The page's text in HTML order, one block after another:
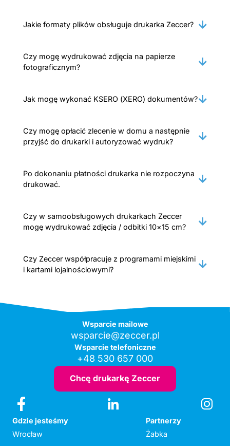
Jakie formaty plików obsługuje drukarka Zeccer?
Czy mogę wydrukować zdjęcia na papierze
fotograficznym?
Jak mogę wykonać KSERO (XERO) dokumentów?
Czy mogę opłacić zlecenie w domu a następnie
przyjść do drukarki i autoryzować wydruk?
Po dokonaniu płatności drukarka nie rozpoczyna
drukować.
Czy w samoobsługowych drukarkach Zeccer
mogę wydrukować zdjęcia / odbitki 10×15 cm?
Czy Zeccer współpracuje z programami miejskimi
i kartami lojalnościowymi?
Wsparcie mailowe
wsparcie@zeccer.pl
Wsparcie telefoniczne
+48 530 657 000
Chcę drukarkę Zeccer
Gdzie jesteśmy
Wrocław
Partnerzy
Żabka